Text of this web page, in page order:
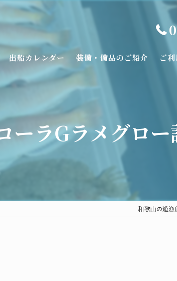
出船カレンダー 装備・備品のご紹介 ご
ラGラメグロー
和歌山の遊漁